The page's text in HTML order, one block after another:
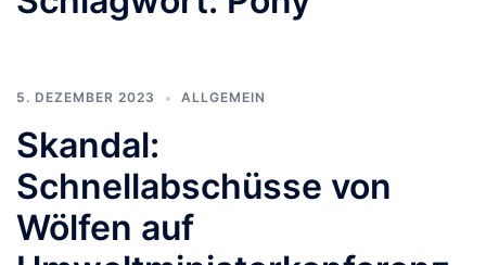
5. DEZEMBER 2023 ALLGEMEIN
Skandal:
Schnellabschüsse von
Wölfen auf